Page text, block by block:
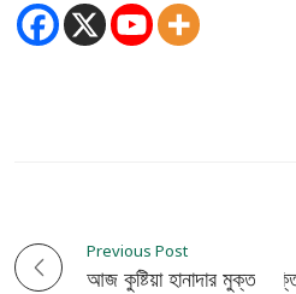
P
Previous Post
আজ কুষ্টিয়া হানাদার মুক্ত দিবস